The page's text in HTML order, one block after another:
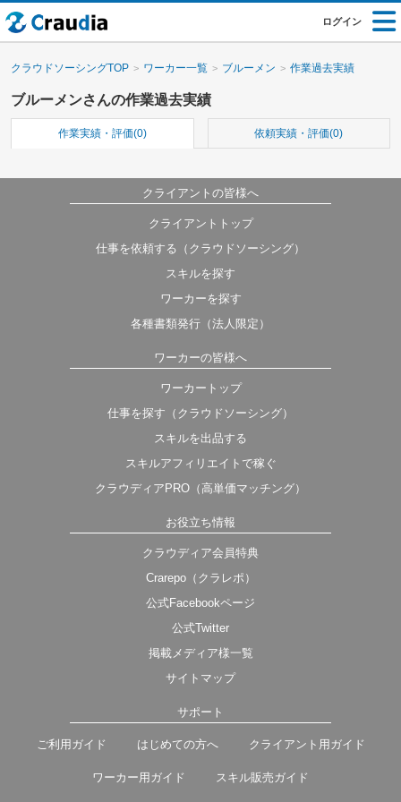
ログイン
クラウドソーシングTOP ワーカー一覧 ブルーメン 作業過去実績
ブルーメンさんの作業過去実績
作業実績・評価(0) 依頼実績・評価(0)
クライアントの皆様へ
クライアントトップ
仕事を依頼する（クラウドソーシング）
スキルを探す
ワーカーを探す
各種書類発行（法人限定）
ワーカーの皆様へ
ワーカートップ
仕事を探す（クラウドソーシング）
スキルを出品する
スキルアフィリエイトで稼ぐ
クラウディアPRO（高単価マッチング）
お役立ち情報
クラウディア会員特典
Crarepo（クラレポ）
公式Facebookページ
公式Twitter
掲載メディア様一覧
サイトマップ
サポート
ご利用ガイド はじめての方へ クライアント用ガイド
ワーカー用ガイド スキル販売ガイド